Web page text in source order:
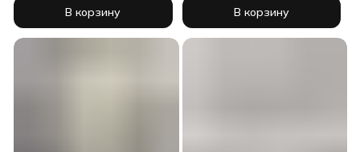
В корзину
В корзину